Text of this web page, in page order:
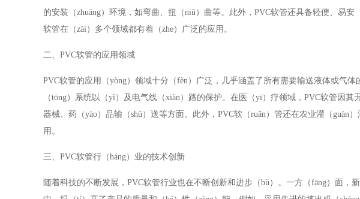
的安装（zhuāng）环境，如弯曲、扭（niǔ）曲等。此外，PVC软管还具备轻便、易
软管在（zài）多个领域都有着（zhe）广泛的应用。
二、PVC软管的应用领域
PVC软管的应用（yòng）领域十分（fèn）广泛，几乎涵盖了所有需要输送液体或气
（tōng）系统以（yǐ）及电气线（xiàn）路的保护。在医（yī）疗领域，PVC软管因
器械、药（yào）品输（shū）送等方面。此外，PVC软（ruǎn）管还在农业灌（guàn
用。
三、PVC软管行（háng）业的技术创新
随着科技的不断发展，PVC软管行业也在不断创新和进步（bù）。一方（fāng）面，